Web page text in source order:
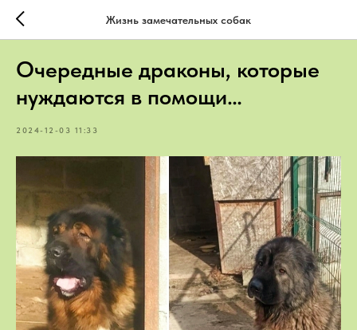
Жизнь замечательных собак
Очередные драконы, которые
нуждаются в помощи…
2024-12-03 11:33